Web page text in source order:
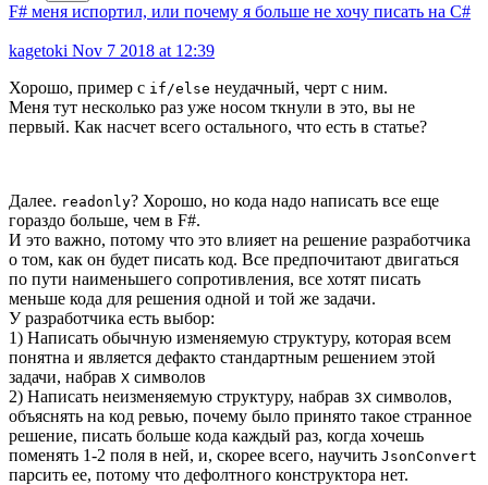
F# меня испортил, или почему я больше не хочу писать на C#
kagetoki Nov 7 2018 at 12:39
Хорошо, пример с if/else неудачный, черт с ним.
Меня тут несколько раз уже носом ткнули в это, вы не
первый. Как насчет всего остального, что есть в статье?
Далее. readonly? Хорошо, но кода надо написать все еще
гораздо больше, чем в F#.
И это важно, потому что это влияет на решение разработчика
о том, как он будет писать код. Все предпочитают двигаться
по пути наименьшего сопротивления, все хотят писать
меньше кода для решения одной и той же задачи.
У разработчика есть выбор:
1) Написать обычную изменяемую структуру, которая всем
понятна и является дефакто стандартным решением этой
задачи, набрав X символов
2) Написать неизменяемую структуру, набрав 3X символов,
объяснять на код ревью, почему было принято такое странное
решение, писать больше кода каждый раз, когда хочешь
поменять 1-2 поля в ней, и, скорее всего, научить JsonConvert
парсить ее, потому что дефолтного конструктора нет.